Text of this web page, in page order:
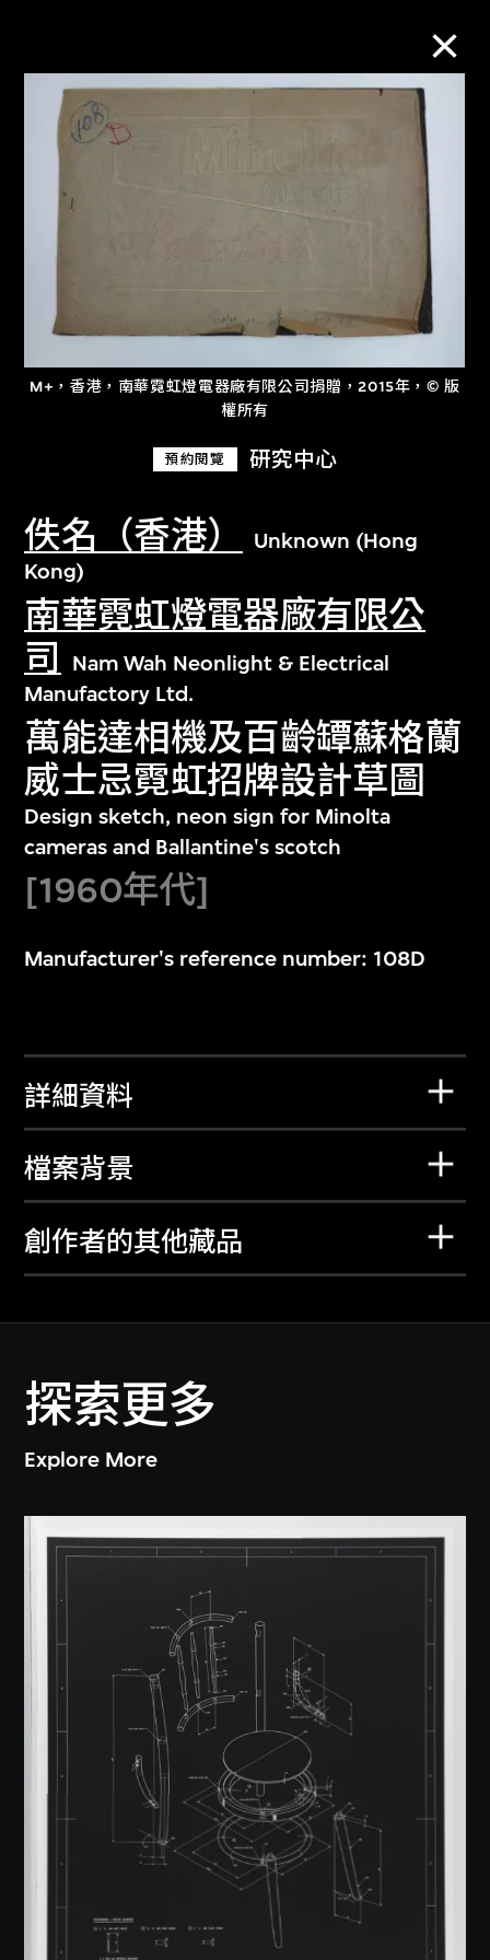
M+，香港，南華霓虹燈電器廠有限公司捐贈，2015年，© 版
權所有
預約閱覽 研究中心
佚名（香港）
Unknown (Hong
Kong)
南華霓虹燈電器廠有限公
司
Nam Wah Neonlight & Electrical
Manufactory Ltd.
萬能達相機及百齡罈蘇格蘭
威士忌霓虹招牌設計草圖
Design sketch, neon sign for Minolta
cameras and Ballantine's scotch
[1960年代]
Manufacturer's reference number: 108D
詳細資料
檔案背景
創作者的其他藏品
探索更多
Explore More
M+藏品
進一步篩選 搜索
探索世界頂級的二十及二十一世紀視覺
文化藏品。